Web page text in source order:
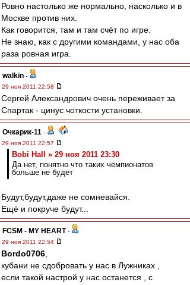
Ровно настолько же нормально, насколько и в
Москве против них.
Как говорится, там и там счёт по игре.
Не знаю, как с другими командами, у нас оба
раза ровная игра.
walkin -
29 ноя 2011 22:58
Сергей Александрович очень переживает за
Спартак - цинус чоткости установки.
Очкарик-11 -
29 ноя 2011 22:57
Bobi Hall » 29 ноя 2011 23:30
Да нет, понятно что таких чемпионатов
больше не будет
Будут,будут,даже не сомневайся.
Ещё и покруче будут...
FCSM - MY HEART -
29 ноя 2011 22:54
Bordo0706
кубани не сдобровать у нас в Лужниках ,
если такой настрой у нас останется , с